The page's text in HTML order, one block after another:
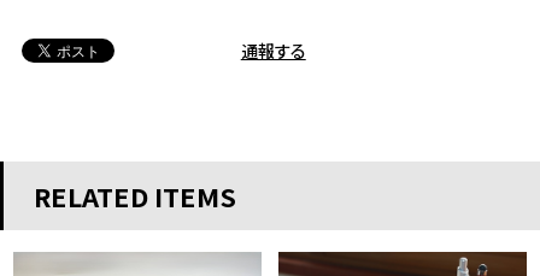
通報する
RELATED ITEMS